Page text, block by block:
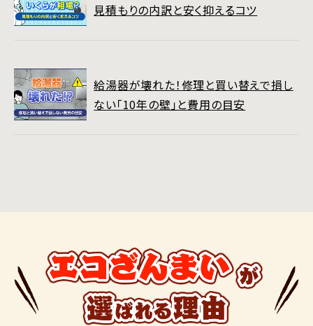
見積もりの内訳と安く抑えるコツ
給湯器が壊れた！修理と買い替えで損し
ない「10年の壁」と費用の目安